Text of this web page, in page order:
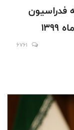
فدراسیون
6761